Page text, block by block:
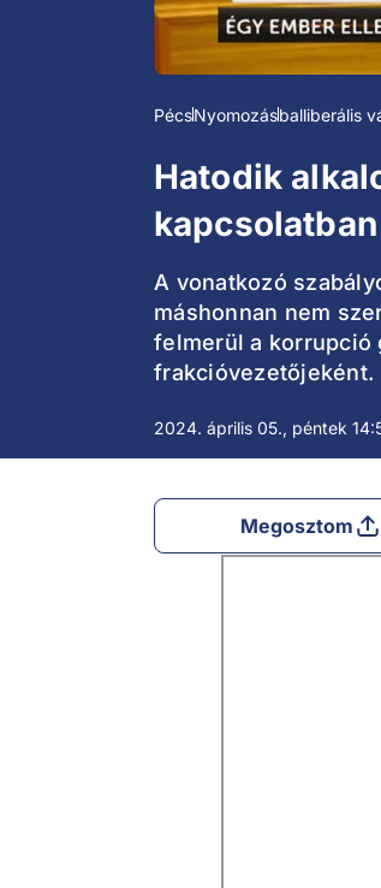
PécsNyomozásballiberális
Hatodik
A vonatkozó
máshonnan nem
felmerül a korrupció
frakcióvezetőjeként.
2024. április 05., péntek
Megosztom